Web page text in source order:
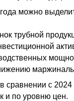
можно
трубной
сравнении с
и по уровню цен.